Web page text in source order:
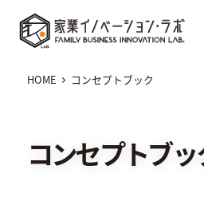
家業イノベーション・
HOME コンセプトブック
コンセプトブッ